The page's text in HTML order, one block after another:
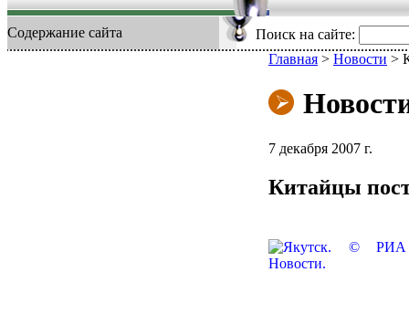
Содержание сайта Поиск на сайте:
Главная > Новости >
7 декабря 2007 г.
Китайцы